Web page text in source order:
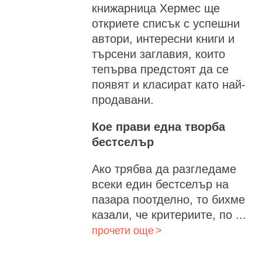
книжарница Хермес ще
откриете списък с успешни
автори, интересни книги и
търсени заглавия, които
тепърва предстоят да се
появят и класират като най-
продавани.
Кое прави една творба
бестселър
Ако трябва да разгледаме
всеки един бестселър на
пазара поотделно, то бихме
казали, че критериите, по ...
прочети още